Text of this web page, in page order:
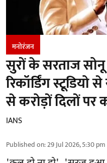
मनोरंजन
सुरों के सरताज
रिकॉर्डिंग
से करोड़ों दिलों पर
IANS
Published on:29 Jul 2026, 5:30 pm